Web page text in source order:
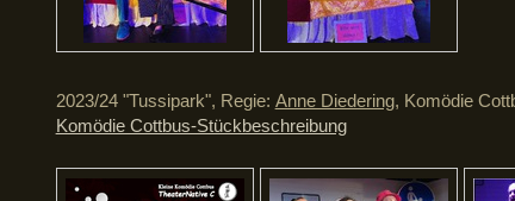
2023/24 "Tussipark", Regie: Anne Diedering, Komödie
Komödie Cottbus-Stückbeschreibung